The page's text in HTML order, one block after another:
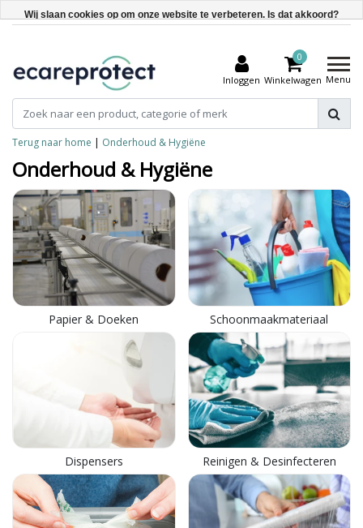
Inloggen
0
Winkelwagen Menu
Terug naar home | Onderhoud & Hygiëne
Onderhoud & Hygiëne
Papier & Doeken Schoonmaakmateriaal
Dispensers Reinigen & Desinfecteren
Wij slaan cookies op om onze website te verbeteren. Is dat akkoord?